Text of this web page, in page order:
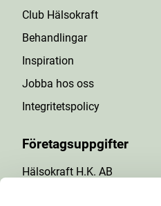
Club Hälsokraft
Behandlingar
Inspiration
Jobba hos oss
Integritetspolicy
Företagsuppgifter
Hälsokraft H.K. AB